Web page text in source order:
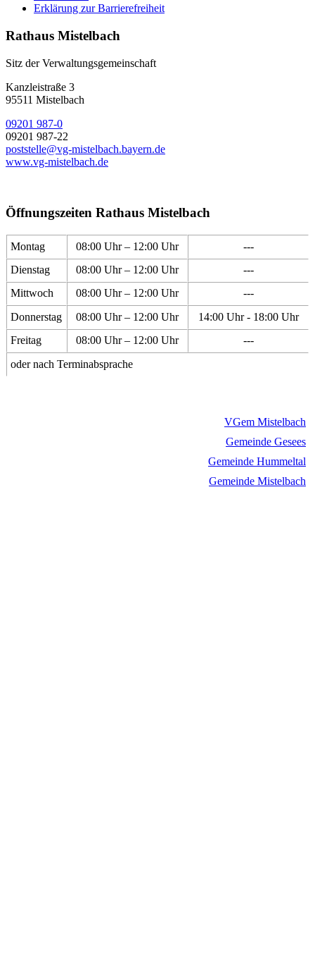
Erklärung zur Barrierefreiheit
Rathaus Mistelbach
Sitz der Verwaltungsgemeinschaft
Kanzleistraße 3
95511 Mistelbach
09201 987-0
09201 987-22
poststelle@vg-mistelbach.bayern.de
www.vg-mistelbach.de
Öffnungszeiten Rathaus Mistelbach
Montag 08:00 Uhr – 12:00 Uhr
---
Dienstag
08:00 Uhr – 12:00 Uhr
---
Mittwoch
08:00 Uhr – 12:00 Uhr
---
Donnerstag
08:00 Uhr – 12:00 Uhr
14:00 Uhr - 18:00 Uhr
Freitag
08:00 Uhr – 12:00 Uhr
---
oder nach Terminabsprache
VGem Mistelbach
Gemeinde Gesees
Gemeinde Hummeltal
Gemeinde Mistelbach